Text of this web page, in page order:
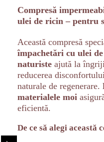
Compresă
ulei de ricin – pentru
Această compresă
împachetări cu ulei
naturiste ajută la
reducerea
naturale de regenerare.
materialele moi
eficientă.
De ce să alegi această